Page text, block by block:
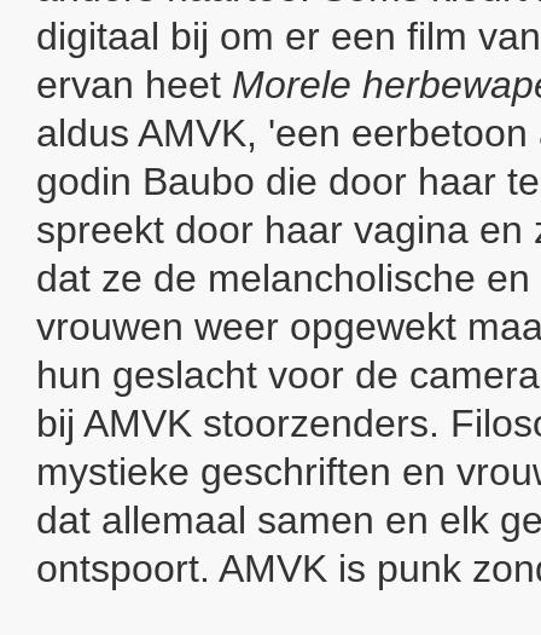
digitaal bij om er een film
ervan heet Morele
aldus AMVK, 'een
godin Baubo die door haar
spreekt door haar vagina en
dat ze de melancholische
vrouwen weer opgewekt
hun geslacht voor de
bij AMVK stoorzenders.
mystieke geschriften en
dat allemaal samen en elk
ontspoort. AMVK is punk